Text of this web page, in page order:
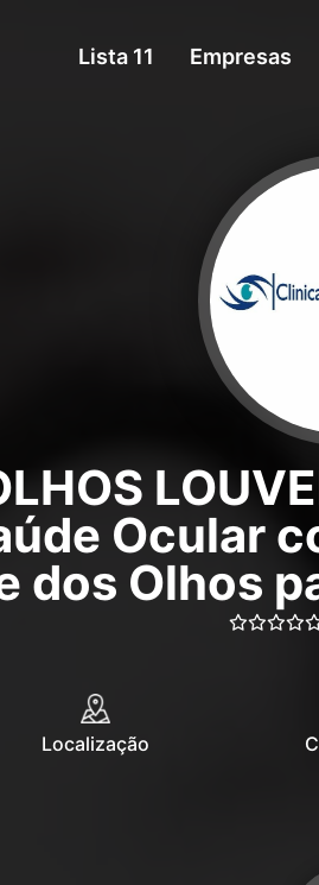
Lista 11 Empresas
Ocular
dos Olhos
Localização